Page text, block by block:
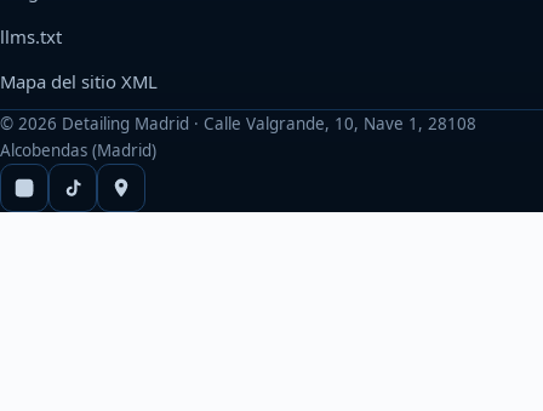
llms.txt
Mapa del sitio XML
© 2026 Detailing Madrid · Calle Valgrande, 10, Nave 1, 28108
Alcobendas (Madrid)